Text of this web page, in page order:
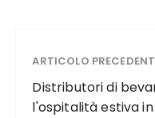
ARTICOLO
Distributori di
l'ospitalità estiva